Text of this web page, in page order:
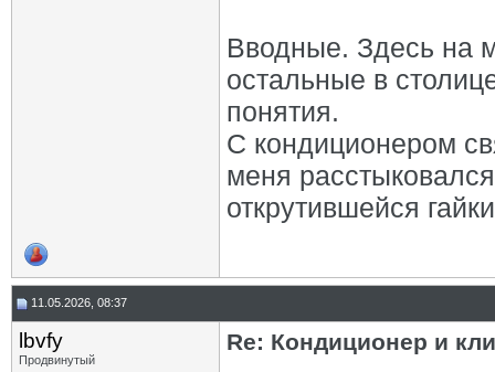
Вводные. Здесь на
остальные в
понятия.
С кондиционером
меня
открутившейся
11.05.2026, 08:37
lbvfy
Продвинутый
Re: Кондиционер и